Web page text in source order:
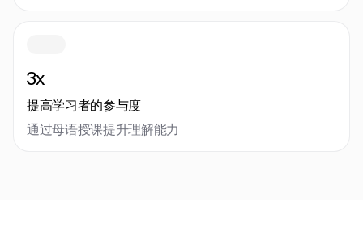
3x
提高学习者的参与度
通过母语授课提升理解能力